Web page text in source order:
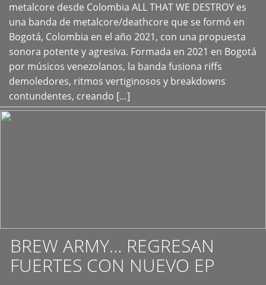
metalcore desde Colombia ALL THAT WE DESTROY es
una banda de metalcore/deathcore que se formó en
Bogotá, Colombia en el año 2021, con una propuesta
sonora potente y agresiva. Formada en 2021 en Bogotá
por músicos venezolanos, la banda fusiona riffs
demoledores, ritmos vertiginosos y breakdowns
contundentes, creando […]
+
BREW ARMY… REGRESAN
FUERTES CON NUEVO EP